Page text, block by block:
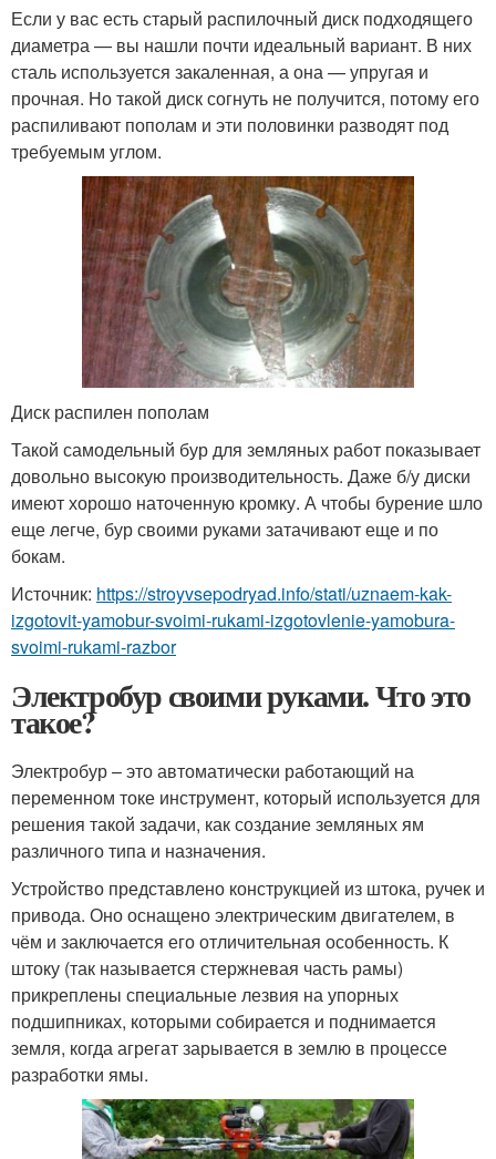
Если у вас есть старый распилочный диск подходящего
диаметра — вы нашли почти идеальный вариант. В них
сталь используется закаленная, а она — упругая и
прочная. Но такой диск согнуть не получится, потому его
распиливают пополам и эти половинки разводят под
требуемым углом.
Диск распилен пополам
Такой самодельный бур для земляных работ показывает
довольно высокую производительность. Даже б/у диски
имеют хорошо наточенную кромку. А чтобы бурение шло
еще легче, бур своими руками затачивают еще и по
бокам.
Источник: https://stroyvsepodryad.info/stati/uznaem-kak-
izgotovit-yamobur-svoimi-rukami-izgotovlenie-yamobura-
svoimi-rukami-razbor
Электробур своими руками. Что это
такое?
Электробур – это автоматически работающий на
переменном токе инструмент, который используется для
решения такой задачи, как создание земляных ям
различного типа и назначения.
Устройство представлено конструкцией из штока, ручек и
привода. Оно оснащено электрическим двигателем, в
чём и заключается его отличительная особенность. К
штоку (так называется стержневая часть рамы)
прикреплены специальные лезвия на упорных
подшипниках, которыми собирается и поднимается
земля, когда агрегат зарывается в землю в процессе
разработки ямы.